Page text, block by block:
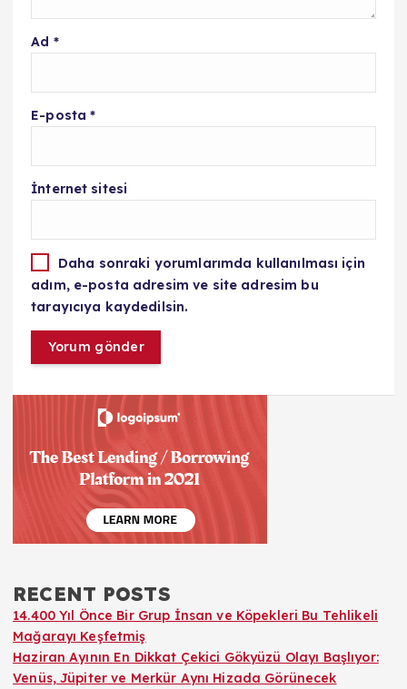
Ad *
E-posta*
İnternet sitesi
Daha sonraki yorumlarımda kullanılması için
adım, e-posta adresim ve site adresim bu
tarayıcıya kaydedilsin.
RECENT POSTS
14.400 Yıl Önce Bir Grup İnsan ve Köpekleri Bu Tehlikeli
Mağarayı Keşfetmiş
Haziran Ayının En Dikkat Çekici Gökyüzü Olayı Başlıyor:
Venüs, Jüpiter ve Merkür Aynı Hizada Görünecek